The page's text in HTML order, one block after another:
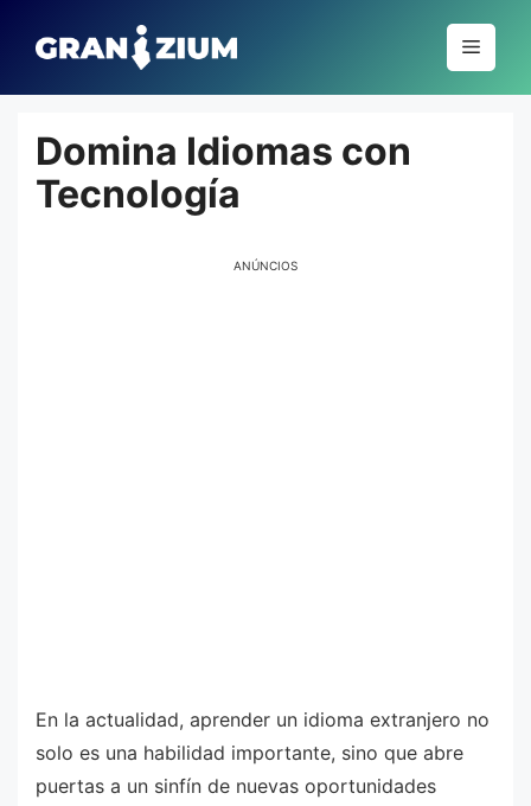
para
conteúdo
Menu
Domina Idiomas con
Tecnología
ANÚNCIOS
En la actualidad, aprender un idioma extranjero no
solo es una habilidad importante, sino que abre
puertas a un sinfín de nuevas oportunidades